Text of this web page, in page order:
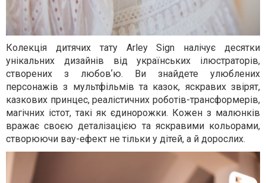
Колекція дитячих тату Arley Sign налічує десятки
унікальних дизайнів від українських ілюстраторів,
створених з любовʼю. Ви знайдете улюблених
персонажів з мультфільмів та казок, яскравих звірят,
казкових принцес, реалістичних роботів-трансформерів,
магічних істот, такі як єдинорожки. Кожен з малюнків
вражає своєю деталізацією та яскравими кольорами,
створюючи вау-ефект не тільки у дітей, а й дорослих.